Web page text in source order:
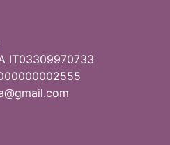
IT03309970733